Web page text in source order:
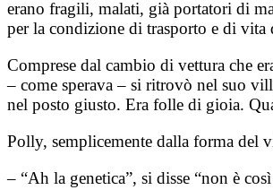
erano fragili, malati, già portatori di
per la condizione di trasporto e di vita
Comprese dal cambio di vettura che
– come sperava – si ritrovò nel suo
nel posto giusto. Era folle di gioia.
Polly, semplicemente dalla forma del
– “Ah la genetica”, si disse “non è